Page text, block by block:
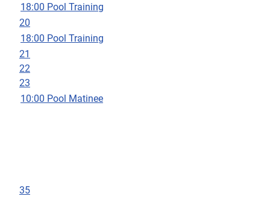
18:00 Pool Training
20
18:00 Pool Training
21
22
23
10:00 Pool Matinee
35